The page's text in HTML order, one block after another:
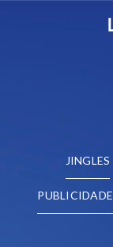
JINGLES
PUBLICIDADE